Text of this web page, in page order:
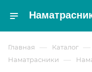
Главная — Каталог —
Наматрасники —